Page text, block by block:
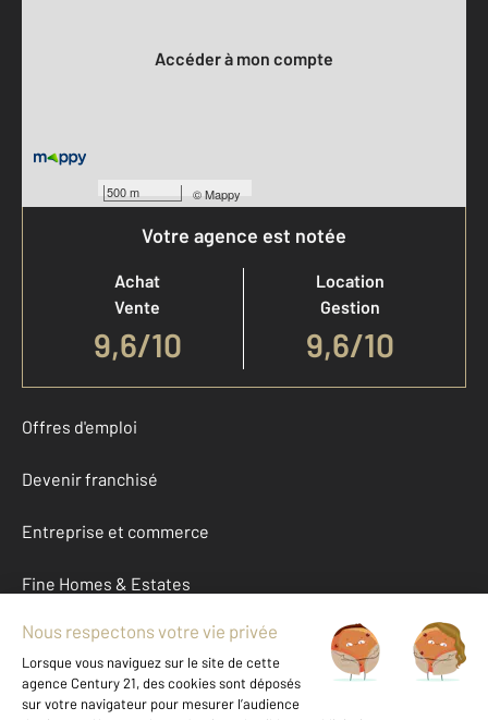
500 m ©Mappy
Accéder à mon compte
Votre agence est notée
Achat
Vente
9,6/10
Location
Gestion
9,6/10
Offres d'emploi
Devenir franchisé
Entreprise et commerce
Fine Homes & Estates
À propos
International